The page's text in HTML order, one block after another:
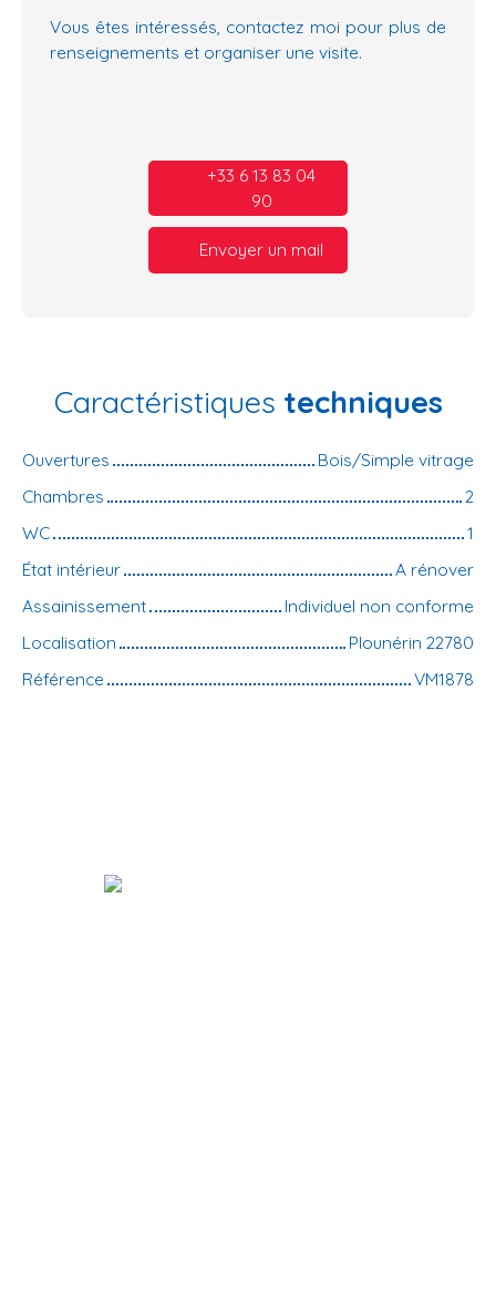
Vous êtes intéressés, contactez moi pour plus de
renseignements et organiser une visite.
+33 6 13 83 04
90
Envoyer un mail
Caractéristiques techniques
Ouvertures
Bois/Simple vitrage
Chambres
2
WC
1
État intérieur
A rénover
Assainissement
Individuel non conforme
Localisation
Plounérin 22780
Référence
VM1878